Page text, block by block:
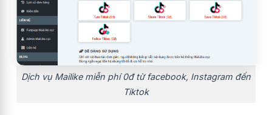
Dịch vụ Mailike miễn phí 0đ từ facebook, Instagram đến
Tiktok